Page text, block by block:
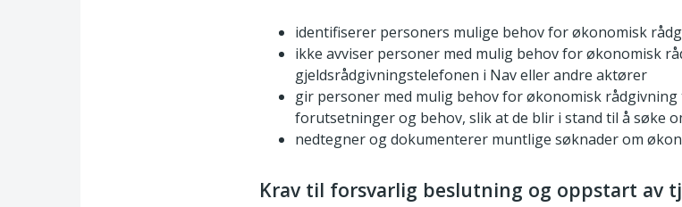
identifiserer personers mulige behov for økonomisk
ikke avviser personer med mulig behov for økonomisk
gjeldsrådgivningstelefonen i Nav eller andre aktører
gir personer med mulig behov for økonomisk
forutsetninger og behov, slik at de blir i stand til å søke
nedtegner og dokumenterer muntlige søknader om
Krav til forsvarlig beslutning og oppstart av